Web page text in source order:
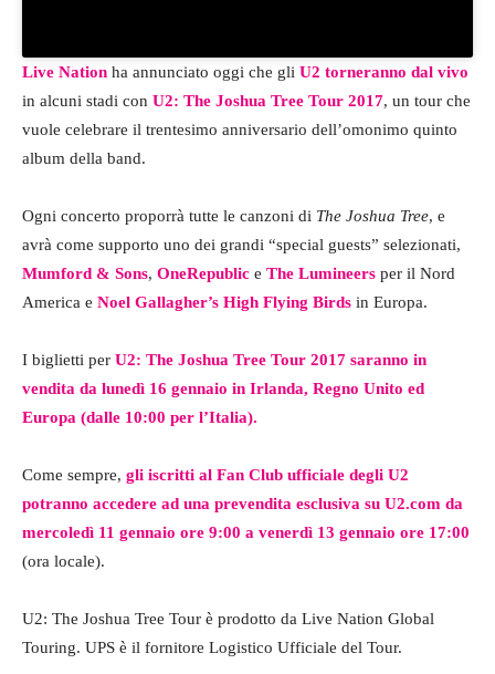
Live Nation ha annunciato oggi che gli U2 torneranno dal vivo
in alcuni stadi con U2: The Joshua Tree Tour 2017, un tour che
vuole celebrare il trentesimo anniversario dell’omonimo quinto
album della band.
Ogni concerto proporrà tutte le canzoni di The Joshua Tree, e
avrà come supporto uno dei grandi “special guests” selezionati,
Mumford & Sons, OneRepublic e The Lumineers per il Nord
America e Noel Gallagher’s High Flying Birds in Europa.
I biglietti per U2: The Joshua Tree Tour 2017 saranno in
vendita da lunedì 16 gennaio in Irlanda, Regno Unito ed
Europa (dalle 10:00 per l’Italia).
Come sempre, gli iscritti al Fan Club ufficiale degli U2
potranno accedere ad una prevendita esclusiva su U2.com da
mercoledì 11 gennaio ore 9:00 a venerdì 13 gennaio ore 17:00
(ora locale).
U2: The Joshua Tree Tour è prodotto da Live Nation Global
Touring. UPS è il fornitore Logistico Ufficiale del Tour.